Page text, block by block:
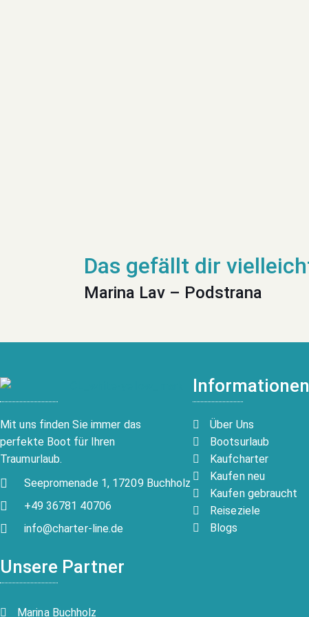
Marina Lav – Podstrana
Mit uns finden Sie immer das
perfekte Boot für Ihren
Traumurlaub.
Seepromenade 1, 17209 Buchholz
+49 36781 40706
info@charter-line.de
Unsere Partner
Marina Buchholz
Informationen
Über Uns
Bootsurlaub
Kaufcharter
Kaufen neu
Kaufen gebraucht
Reiseziele
Blogs